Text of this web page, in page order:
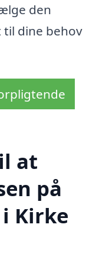
den
til dine behov
at
på
Kirke